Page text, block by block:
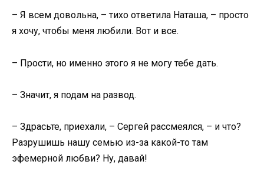
– Я всем довольна, – тихо ответила Наташа, – просто
я хочу, чтобы меня любили. Вот и все.
– Прости, но именно этого я не могу тебе дать.
– Значит, я подам на развод.
– Здрасьте, приехали, – Сергей рассмеялся, – и что?
Разрушишь нашу семью из-за какой-то там
эфемерной любви? Ну, давай!